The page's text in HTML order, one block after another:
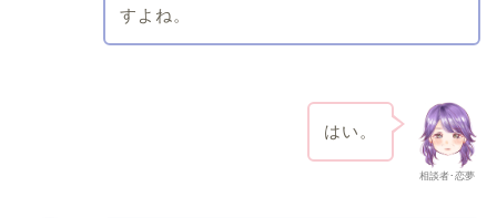
すよね。
相談者･恋夢
はい。